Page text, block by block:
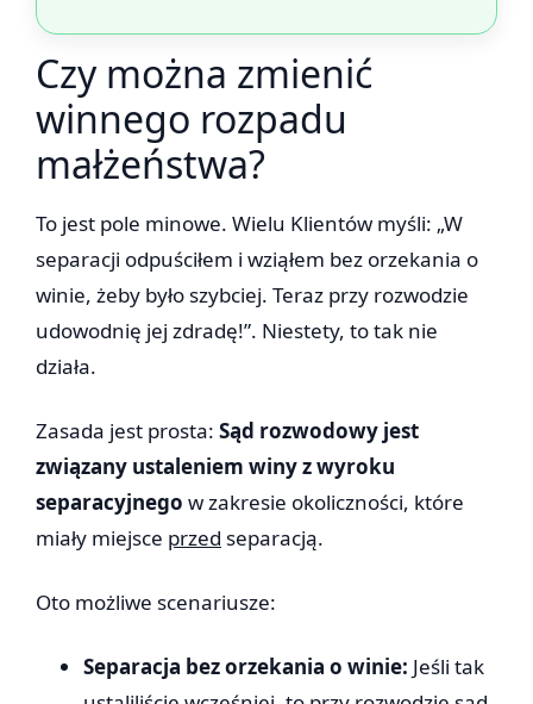
Czy można zmienić
winnego rozpadu
małżeństwa?
To jest pole minowe. Wielu Klientów myśli: „W
separacji odpuściłem i wziąłem bez orzekania o
winie, żeby było szybciej. Teraz przy rozwodzie
udowodnię jej zdradę!”. Niestety, to tak nie
działa.
Zasada jest prosta: Sąd rozwodowy jest
związany ustaleniem winy z wyroku
separacyjnego w zakresie okoliczności, które
miały miejsce przed separacją.
Oto możliwe scenariusze:
Separacja bez orzekania o winie: Jeśli tak